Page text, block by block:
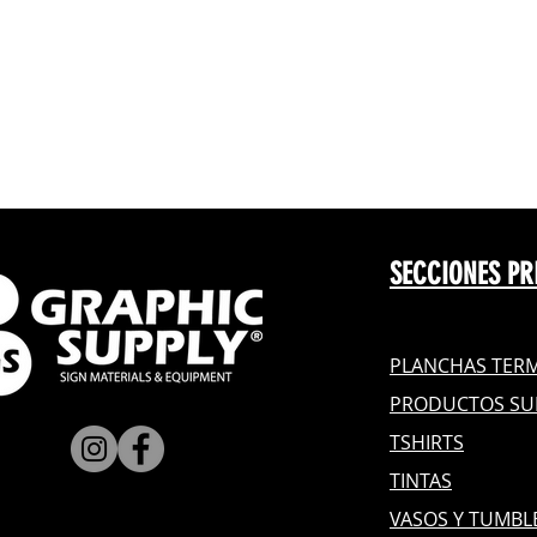
SECCIONES
PLANCHAS
PRODUCTOS
TSHIRTS
TINTAS
VASOS Y